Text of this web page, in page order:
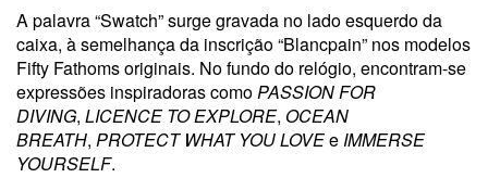
A palavra “Swatch” surge gravada no lado esquerdo da
caixa, à semelhança da inscrição “Blancpain” nos modelos
Fifty Fathoms originais. No fundo do relógio, encontram-se
expressões inspiradoras comoPASSION FOR
DIVING, LICENCE TO EXPLORE, OCEAN
BREATH, PROTECT WHAT YOU LOVEeIMMERSE
YOURSELF.